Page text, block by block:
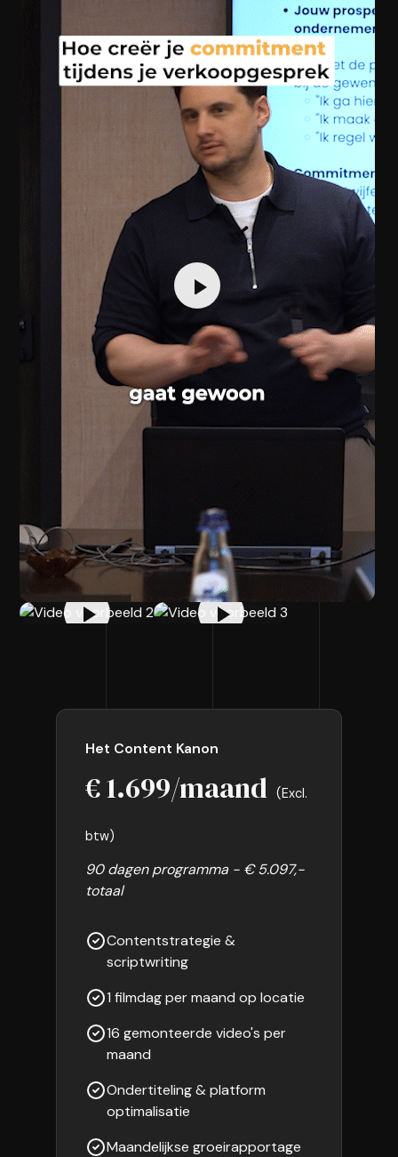
Het Content Kanon
€ 1.699/maand (Excl.
btw)
90 dagen programma - € 5.097,-
totaal
Contentstrategie &
scriptwriting
1 filmdag per maand op locatie
16 gemonteerde video's per
maand
Ondertiteling & platform
optimalisatie
Maandelijkse groeirapportage